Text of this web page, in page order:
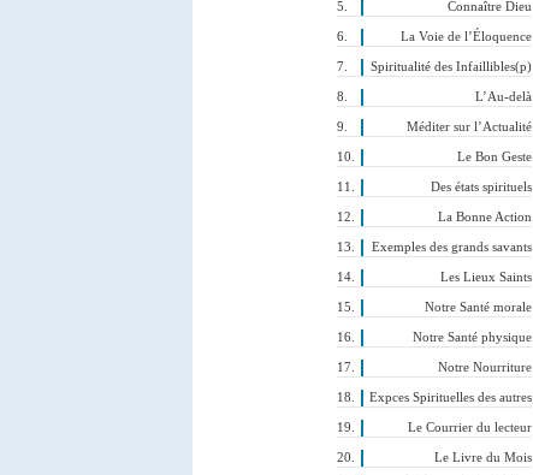
Connaître Dieu
La Voie de l’Éloquence
Spiritualité des Infaillibles(p)
L’Au-delà
Méditer sur l’Actualité
Le Bon Geste
Des états spirituels
La Bonne Action
Exemples des grands savants
Les Lieux Saints
Notre Santé morale
Notre Santé physique
Notre Nourriture
Expces Spirituelles des autres
Le Courrier du lecteur
Le Livre du Mois